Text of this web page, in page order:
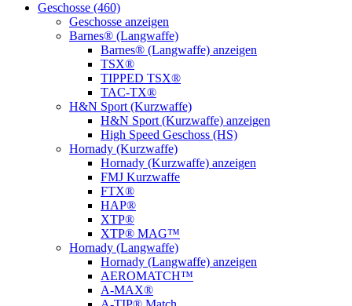
Geschosse (460)
Geschosse anzeigen
Barnes® (Langwaffe)
Barnes® (Langwaffe) anzeigen
TSX®
TIPPED TSX®
TAC-TX®
H&N Sport (Kurzwaffe)
H&N Sport (Kurzwaffe) anzeigen
High Speed Geschoss (HS)
Hornady (Kurzwaffe)
Hornady (Kurzwaffe) anzeigen
FMJ Kurzwaffe
FTX®
HAP®
XTP®
XTP® MAG™
Hornady (Langwaffe)
Hornady (Langwaffe) anzeigen
AEROMATCH™
A-MAX®